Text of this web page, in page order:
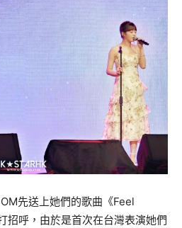
先送上她們的歌曲《Feel
招呼，由於是首次在台灣表演她們